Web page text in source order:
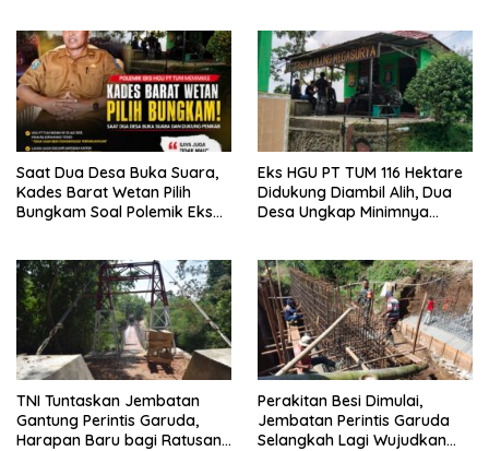
Ditelusuri
Saat Dua Desa Buka Suara,
Kades Barat Wetan Pilih
Bungkam Soal Polemik Eks
Eks HGU PT TUM 116 Hektare
Didukung Diambil Alih, Dua
Desa Ungkap Minimnya
TNI Tuntaskan Jembatan
Gantung Perintis Garuda,
Harapan Baru bagi Ratusan
Perakitan Besi Dimulai,
Jembatan Perintis Garuda
Selangkah Lagi Wujudkan